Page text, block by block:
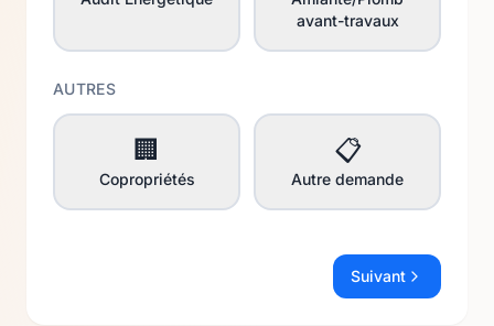
avant-travaux
AUTRES
🏢
Copropriétés
📋
Autre demande
Suivant